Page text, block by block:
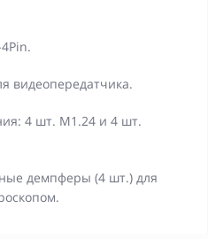
видеопередатчика.
4 шт. M1.24 и 4 шт.
демпферы (4 шт.) для